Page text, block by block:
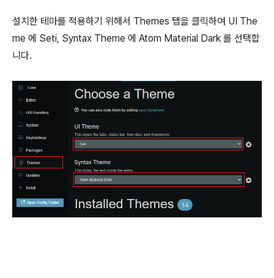
설치한 테마를 적용하기 위해서 Themes 탭을 클릭하여 UI The
me 에 Seti, Syntax Theme 에 Atom Material Dark 를 선택합
니다.